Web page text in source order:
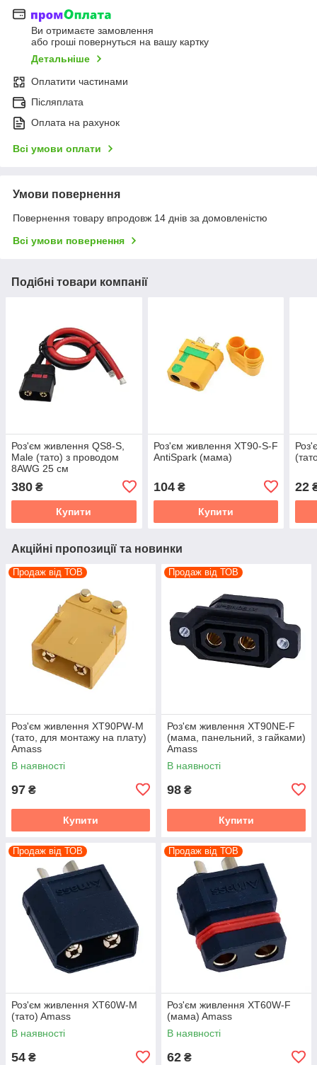
Ви отримаєте замовлення
або гроші повернуться на вашу картку
Детальніше
Оплатити частинами
Післяплата
Оплата на рахунок
Всі умови оплати
Умови повернення
Повернення товару впродовж 14 днів за домовленістю
Всі умови повернення
Подібні товари компанії
Роз'єм живлення QS8-S,
Male (тато) з проводом
8AWG 25 см
380 ₴
Купити
Роз'єм живлення XT90-S-F
AntiSpark (мама)
104₴
Купити
22
Акційні пропозиції та новинки
Продаж від ТОВ
Роз'єм живлення XT90PW-M
(тато, для монтажу на плату)
Amass
В наявності
97 ₴
Купити
Продаж від ТОВ
Роз'єм живлення XT90NE-F
(мама, панельний, з гайками)
Amass
В наявності
98 ₴
Купити
Продаж від ТОВ
Роз'єм живлення XT60W-M
(тато) Amass
В наявності
54 ₴
Продаж від ТОВ
Роз'єм живлення XT60W-F
(мама) Amass
В наявності
62 ₴